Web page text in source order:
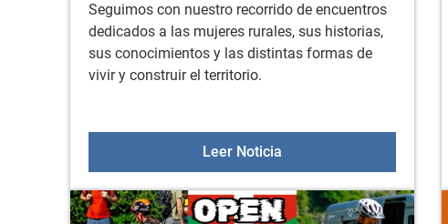
Seguimos con nuestro recorrido de encuentros
dedicados a las mujeres rurales, sus historias,
sus conocimientos y las distintas formas de
vivir y construir el territorio.
Leer NoticiaTaller de reflexión en el